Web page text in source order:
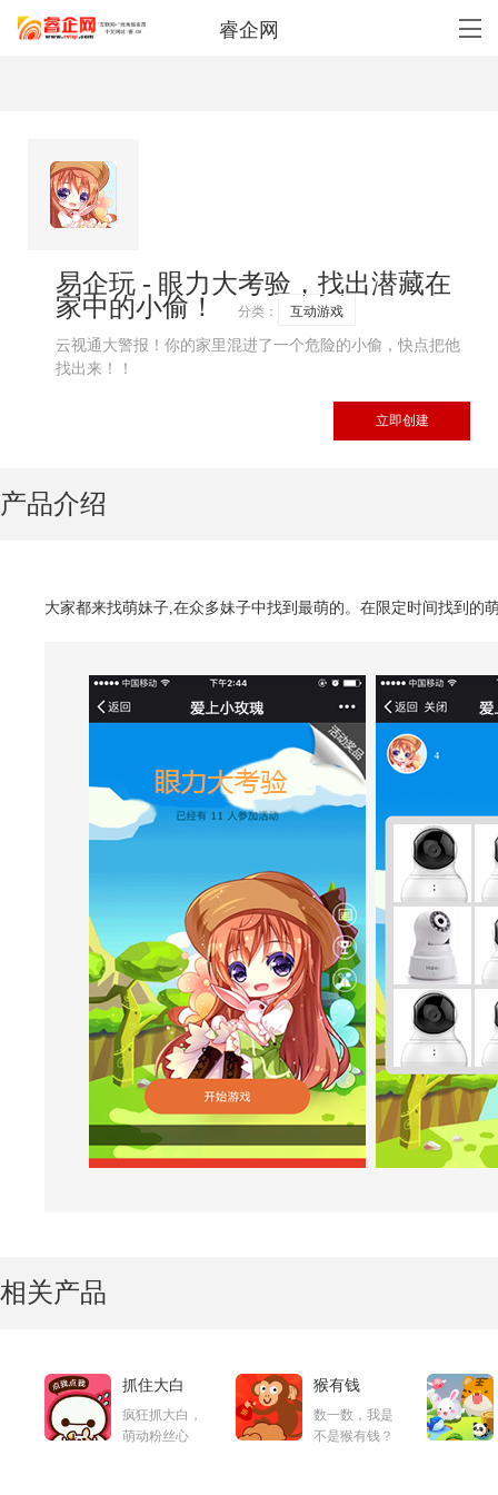
睿企网
易企玩 - 眼力大考验，找出潜藏在
家中的小偷！
分类： 互动游戏
云视通大警报！你的家里混进了一个危险的小偷，快点把他
找出来！！
立即创建
产品介绍
大家都来找萌妹子,在众多妹子中找到最萌的。在限定时间找到的
相关产品
抓住大白
疯狂抓大白，
萌动粉丝心
猴有钱
数一数，我是
不是猴有钱？